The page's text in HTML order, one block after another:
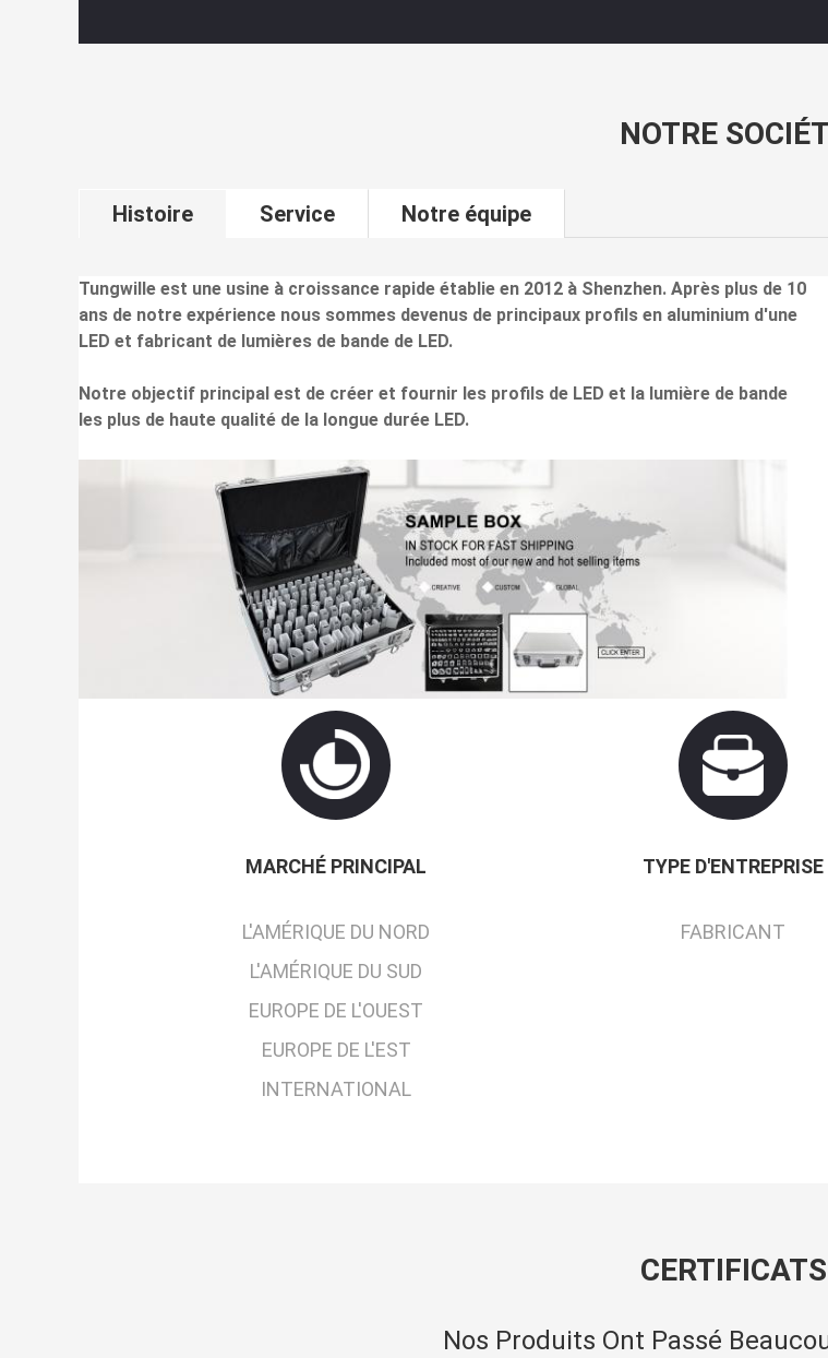
NOTRE
Histoire Service Notre équipe
Tungwille est une usine à croissance rapide établie en 2012 à Shenzhen. Après plus de 10
ans de notre expérience nous sommes devenus de principaux profils en aluminium d'une
LED et fabricant de lumières de bande de LED.
Notre objectif principal est de créer et fournir les profils de LED et la lumière de bande
les plus de haute qualité de la longue durée LED.
MARCHÉ PRINCIPAL
L'AMÉRIQUE DU NORD
L'AMÉRIQUE DU SUD
EUROPE DE L'OUEST
EUROPE DE L'EST
INTERNATIONAL
TYPE D'ENTREPRISE
FABRICANT
CERTIFICATS
Nos Produits Ont Passé